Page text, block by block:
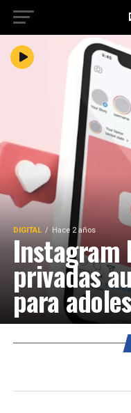
DIGITAL Hace 2 años
Instagram
privadas
para